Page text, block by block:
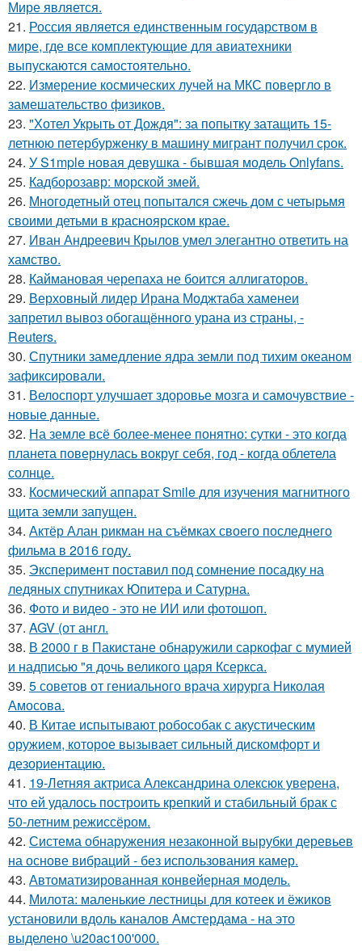
Мире является.
21. Россия является единственным государством в
мире, где все комплектующие для авиатехники
выпускаются самостоятельно.
22. Измерение космических лучей на МКС повергло в
замешательство физиков.
23. "Хотел Укрыть от Дождя": за попытку затащить 15-
летнюю петербурженку в машину мигрант получил срок.
24. У S1mple новая девушка - бывшая модель Onlyfans.
25. Кадборозавр: морской змей.
26. Многодетный отец попытался сжечь дом с четырьмя
своими детьми в красноярском крае.
27. Иван Андреевич Крылов умел элегантно ответить на
хамство.
28. Каймановая черепаха не боится аллигаторов.
29. Верховный лидер Ирана Моджтаба хаменеи
запретил вывоз обогащённого урана из страны, -
Reuters.
30. Спутники замедление ядра земли под тихим океаном
зафиксировали.
31. Велоспорт улучшает здоровье мозга и самочувствие -
новые данные.
32. На земле всё более-менее понятно: сутки - это когда
планета повернулась вокруг себя, год - когда облетела
солнце.
33. Космический аппарат Smile для изучения магнитного
щита земли запущен.
34. Актёр Алан рикман на съёмках своего последнего
фильма в 2016 году.
35. Эксперимент поставил под сомнение посадку на
ледяных спутниках Юпитера и Сатурна.
36. Фото и видео - это не ИИ или фотошоп.
37. AGV (от англ.
38. В 2000 г в Пакистане обнаружили саркофаг с мумией
и надписью "я дочь великого царя Ксеркса.
39. 5 советов от гениального врача хирурга Николая
Амосова.
40. В Китае испытывают робособак с акустическим
оружием, которое вызывает сильный дискомфорт и
дезориентацию.
41. 19-Летняя актриса Александрина олексюк уверена,
что ей удалось построить крепкий и стабильный брак с
50-летним режиссёром.
42. Система обнаружения незаконной вырубки деревьев
на основе вибраций - без использования камер.
43. Автоматизированная конвейерная модель.
44. Милота: маленькие лестницы для котеек и ёжиков
установили вдоль каналов Амстердама - на это
выделено \u20ac100'000.